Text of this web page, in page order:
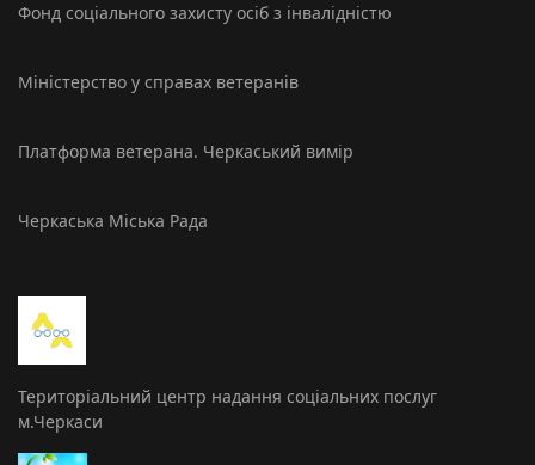
Фонд соціального захисту осіб з інвалідністю
Міністерство у справах ветеранів
Платформа ветерана. Черкаський вимір
Черкаська Міська Рада
Територіальний центр надання соціальних послуг
м.Черкаси